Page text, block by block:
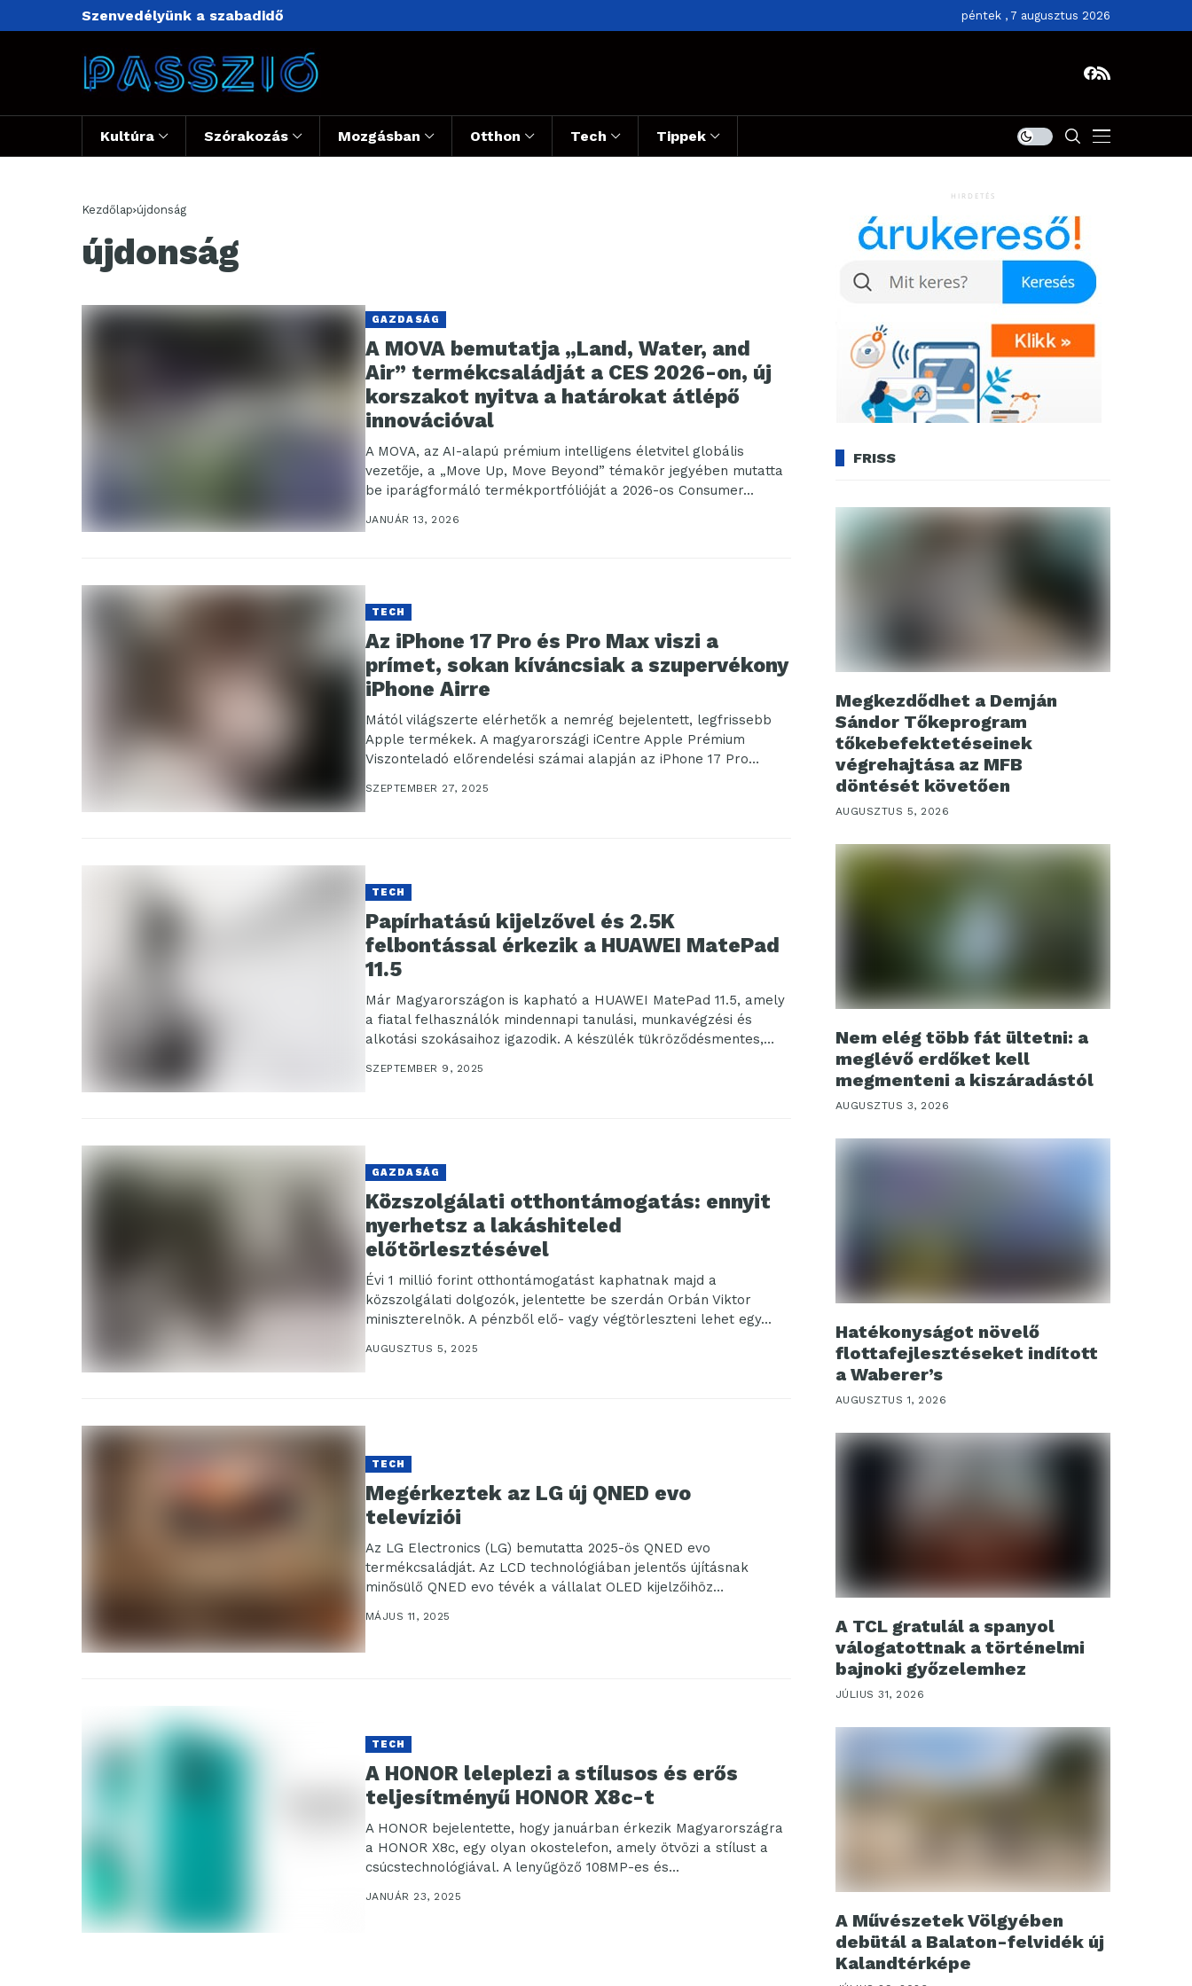
Szenvedélyünk a szabadidő péntek , 7 augusztus 2026
Kultúra Szórakozás Mozgásban Otthon Tech Tippek
Kezdőlap újdonság
újdonság
GAZDASÁG
A MOVA bemutatja „Land, Water, and
Air” termékcsaládját a CES 2026-on, új
korszakot nyitva a határokat átlépő
innovációval
A MOVA, az AI-alapú prémium intelligens életvitel globális
vezetője, a „Move Up, Move Beyond” témakör jegyében mutatta
be iparágformáló termékportfólióját a 2026-os Consumer...
JANUÁR 13, 2026
TECH
Az iPhone 17 Pro és Pro Max viszi a
prímet, sokan kíváncsiak a szupervékony
iPhone Airre
Mától világszerte elérhetők a nemrég bejelentett, legfrissebb
Apple termékek. A magyarországi iCentre Apple Prémium
Viszonteladó előrendelési számai alapján az iPhone 17 Pro
SZEPTEMBER 27, 2025
TECH
Papírhatású kijelzővel és 2.5K
felbontással érkezik a HUAWEI MatePad
11.5
Már Magyarországon is kapható a HUAWEI MatePad 11.5, amely
a fiatal felhasználók mindennapi tanulási, munkavégzési és
alkotási szokásaihoz igazodik. A készülék tükröződésmentes,
SZEPTEMBER 9, 2025
GAZDASÁG
Közszolgálati otthontámogatás: ennyit
nyerhetsz a lakáshiteled
előtörlesztésével
Évi 1 millió forint otthontámogatást kaphatnak majd a
közszolgálati dolgozók, jelentette be szerdán Orbán Viktor
miniszterelnök. A pénzből elő- vagy végtörleszteni lehet egy...
AUGUSZTUS 5, 2025
TECH
Megérkeztek az LG új QNED evo
televíziói
Az LG Electronics (LG) bemutatta 2025-ös QNED evo
termékcsaládját. Az LCD technológiában jelentős újításnak
minősülő QNED evo tévék a vállalat OLED kijelzőihöz
hasonlóan...
MÁJUS 11, 2025
TECH
A HONOR leleplezi a stílusos és erős
teljesítményű HONOR X8c-t
A HONOR bejelentette, hogy januárban érkezik Magyarországra
a HONOR X8c, egy olyan okostelefon, amely ötvözi a stílust a
csúcstechnológiával. A lenyűgöző 108MP-es és...
JANUÁR 23, 2025
HIRDETÉS
FRISS
Megkezdődhet a Demján
Sándor Tőkeprogram
tőkebefektetéseinek
végrehajtása az MFB
döntését követően
AUGUSZTUS 5, 2026
Nem elég több fát ültetni: a
meglévő erdőket kell
megmenteni a kiszáradástól
AUGUSZTUS 3, 2026
Hatékonyságot növelő
flottafejlesztéseket indított
a Waberer’s
AUGUSZTUS 1, 2026
A TCL gratulál a spanyol
válogatottnak a történelmi
bajnoki győzelemhez
JÚLIUS 31, 2026
A Művészetek Völgyében
debütál a Balaton-felvidék új
Kalandtérképe